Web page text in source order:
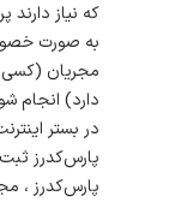
که نیاز دارند
به صورت
مجریان (کسی
دارد) انجام
در بستر
پارس‌کدرز
پارس‌کدرز ،